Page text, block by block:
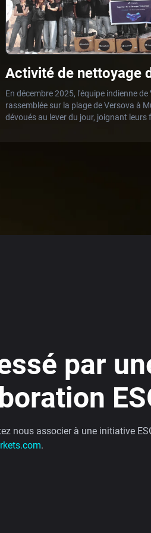
Activité de nettoyage
Markets en Inde
En décembre 2025, l'équipe indienne
rassemblée sur la plage de Versova à
dévoués au lever du jour, joignant leurs
nettoyer les déchets accumulés et
par
nous associer à une initiative
.